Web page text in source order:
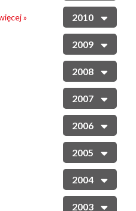
» 2010
2009
2008
2007
2006
2005
2004
2003